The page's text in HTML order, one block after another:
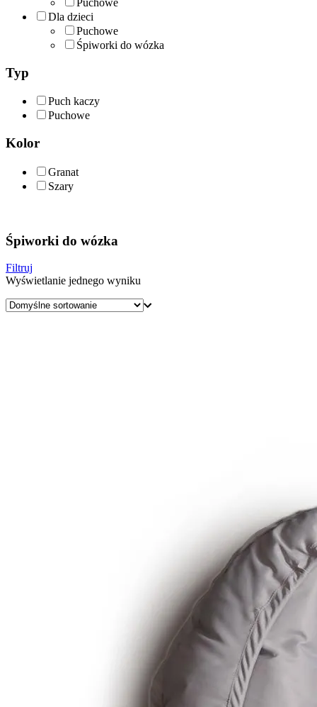
Dla dzieci
Puchowe
Śpiworki do wózka
Typ
Puch kaczy
Puchowe
Kolor
Granat
Szary
Śpiworki do wózka
Filtruj
Wyświetlanie jednego wyniku